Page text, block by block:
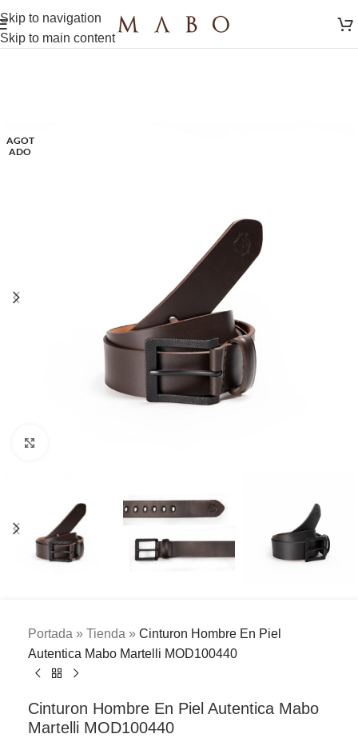
Skip to navigation
Skip to main content
AGOT
ADO
Portada » Tienda » Cinturon Hombre En Piel
Autentica Mabo Martelli MOD100440
Cinturon Hombre En Piel Autentica Mabo
Martelli MOD100440